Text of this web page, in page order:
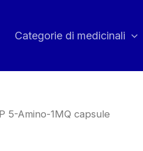
Categorie di medicinali
5-Amino-1MQ capsule